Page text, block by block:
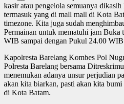
kasir atau pengelola semuanya
termasuk yang di mall mall di Kota
timezone. Kita juga sudah
Permainan untuk mematuhi jam Buka
WIB sampai dengan Pukul 24.00
Kapolresta Barelang Kombes Pol
Polresta Barelang bersama
menemukan adanya unsur perjudian
akan kita biarkan, pasti akan kita
di Kota Batam.